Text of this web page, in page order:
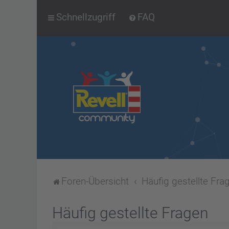
Schnellzugriff FAQ
Foren-Übersicht Häufig gestellte
Häufig gestellte Fragen